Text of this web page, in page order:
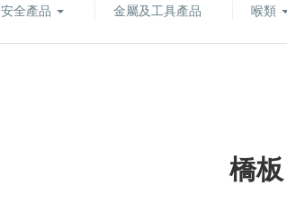
安全產品 金屬及工具產品 喉類
橋板